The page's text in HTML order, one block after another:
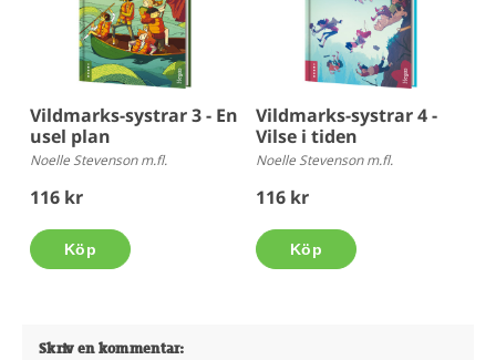
Vildmarks-systrar 3 - En
usel plan
Noelle Stevenson m.fl.
116 kr
Köp
Vildmarks-systrar 4 -
Vilse i tiden
Noelle Stevenson m.fl.
116 kr
Köp
Skriv en kommentar: